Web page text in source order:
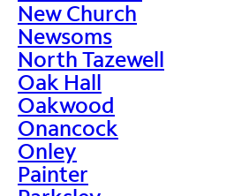
New Church
Newsoms
North Tazewell
Oak Hall
Oakwood
Onancock
Onley
Painter